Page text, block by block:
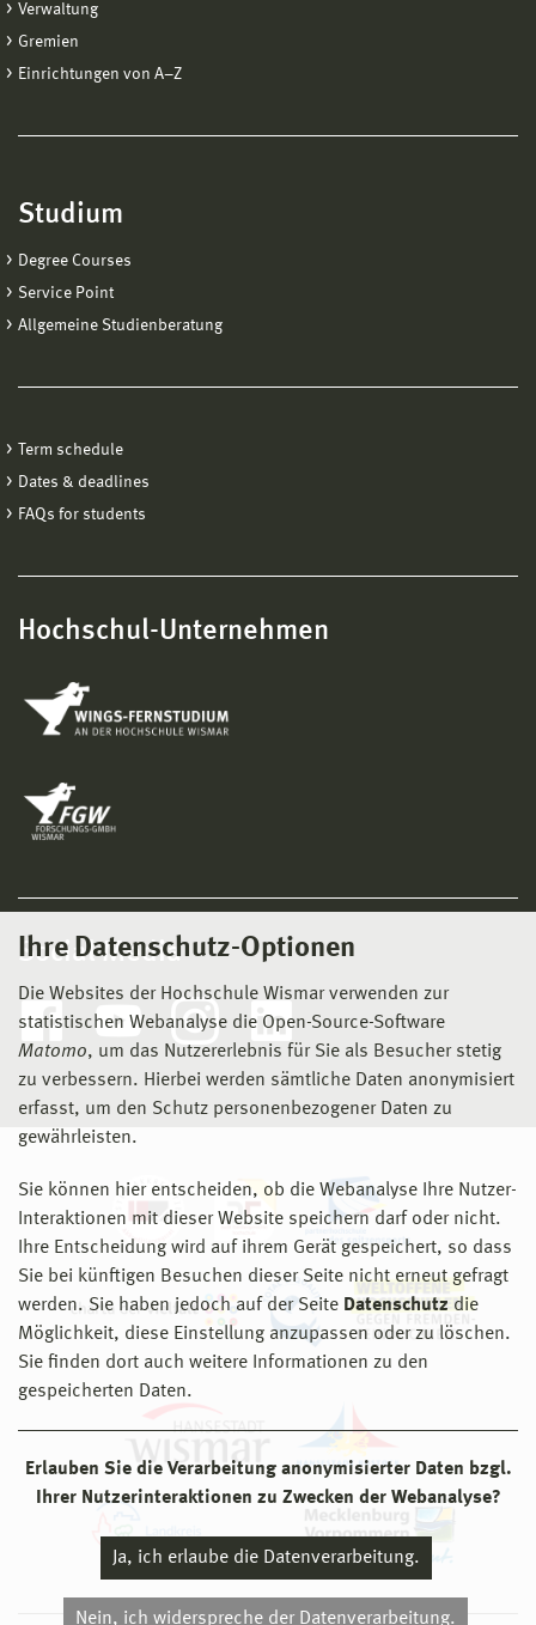
Ihre Datenschutz-Optionen
Die Websites der Hochschule Wismar verwenden zur
statistischen Webanalyse die Open-Source-Software
Matomo, um das Nutzererlebnis für Sie als Besucher stetig
zu verbessern. Hierbei werden sämtliche Daten anonymisiert
erfasst, um den Schutz personenbezogener Daten zu
gewährleisten.
Sie können hier entscheiden, ob die Webanalyse Ihre Nutzer-
Interaktionen mit dieser Website speichern darf oder nicht.
Ihre Entscheidung wird auf ihrem Gerät gespeichert, so dass
Sie bei künftigen Besuchen dieser Seite nicht erneut gefragt
werden. Sie haben jedoch auf der Seite Datenschutz die
Möglichkeit, diese Einstellung anzupassen oder zu löschen.
Sie finden dort auch weitere Informationen zu den
gespeicherten Daten.
Erlauben Sie die Verarbeitung anonymisierter Daten bzgl.
Ihrer Nutzerinteraktionen zu Zwecken der Webanalyse?
Ja, ich erlaube die Datenverarbeitung.
Nein, ich widerspreche der Datenverarbeitung.
Verwaltung
Gremien
Einrichtungen von A−Z
Studium
Degree Courses
Service Point
Allgemeine Studienberatung
Term schedule
Dates & deadlines
FAQs for students
Hochschul-Unternehmen
Social Media